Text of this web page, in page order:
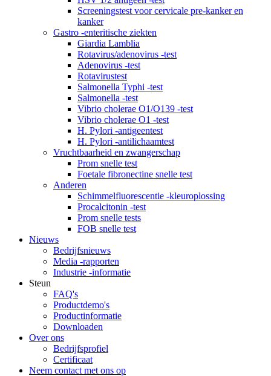
Screeningstest voor cervicale pre-kanker en
kanker
Gastro -enteritische ziekten
Giardia Lamblia
Rotavirus/adenovirus -test
Adenovirus -test
Rotavirustest
Salmonella Typhi -test
Salmonella -test
Vibrio cholerae O1/O139 -test
Vibrio cholerae O1 -test
H. Pylori -antigeentest
H. Pylori -antilichaamtest
Vruchtbaarheid en zwangerschap
Prom snelle test
Foetale fibronectine snelle test
Anderen
Schimmelfluorescentie -kleuroplossing
Procalcitonin -test
Prom snelle tests
FOB snelle test
Nieuws
Bedrijfsnieuws
Media -rapporten
Industrie -informatie
Steun
FAQ's
Productdemo's
Productinformatie
Downloaden
Over ons
Bedrijfsprofiel
Certificaat
Neem contact met ons op